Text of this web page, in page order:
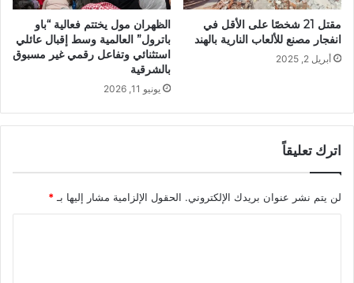
مقتل 21 شخصًا على الأقل في
انفجار مصنع للألعاب النارية بالهند
أبريل 2, 2025
الظهران مول يختتم فعالية “باو
باترول” العالمية وسط إقبال عائلي
استثنائي وتفاعل رقمي غير مسبوق
بالشرقية
يونيو 11, 2026
اترك تعليقاً
لن يتم نشر عنوان بريدك الإلكتروني. الحقول الإلزامية مشار إليها بـ*